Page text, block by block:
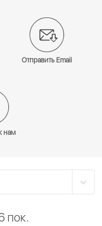
Отправить Email
нам
пок.